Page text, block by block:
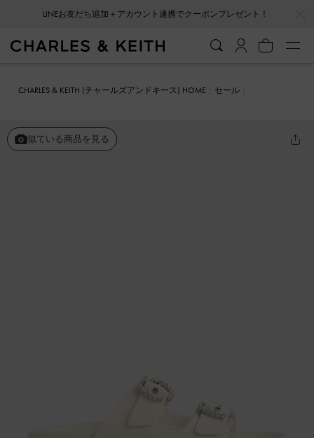
会員登録＋ニュースレター登録で10%OFFクーポンプレゼント！
CHARLES & KEITH (チャールズアンドキース) HOME
セール
似ている商品を見る